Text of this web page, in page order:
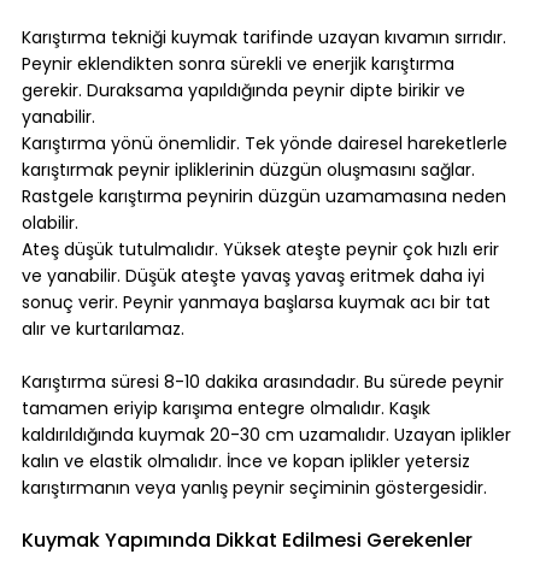
Karıştırma tekniği kuymak tarifinde uzayan kıvamın sırrıdır.
Peynir eklendikten sonra sürekli ve enerjik karıştırma
gerekir. Duraksama yapıldığında peynir dipte birikir ve
yanabilir.
Karıştırma yönü önemlidir. Tek yönde dairesel hareketlerle
karıştırmak peynir ipliklerinin düzgün oluşmasını sağlar.
Rastgele karıştırma peynirin düzgün uzamamasına neden
olabilir.
Ateş düşük tutulmalıdır. Yüksek ateşte peynir çok hızlı erir
ve yanabilir. Düşük ateşte yavaş yavaş eritmek daha iyi
sonuç verir. Peynir yanmaya başlarsa kuymak acı bir tat
alır ve kurtarılamaz.
Karıştırma süresi 8-10 dakika arasındadır. Bu sürede peynir
tamamen eriyip karışıma entegre olmalıdır. Kaşık
kaldırıldığında kuymak 20-30 cm uzamalıdır. Uzayan iplikler
kalın ve elastik olmalıdır. İnce ve kopan iplikler yetersiz
karıştırmanın veya yanlış peynir seçiminin göstergesidir.
Kuymak Yapımında Dikkat Edilmesi Gerekenler